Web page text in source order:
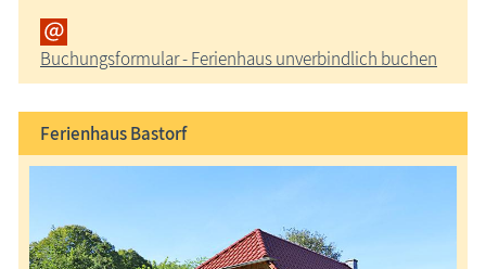
Buchungsformular - Ferienhaus unverbindlich buchen
Ferienhaus Bastorf